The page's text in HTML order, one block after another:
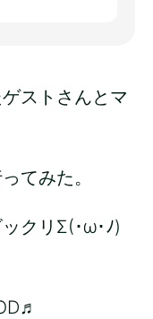
ストさんとマ
てみた。
クリΣ(･ω･ﾉ)